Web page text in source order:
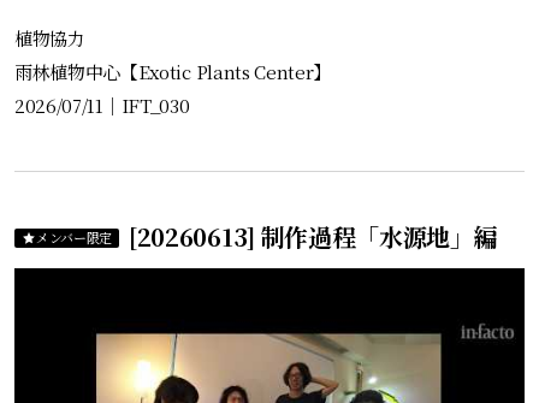
植物協力
雨林植物中心【Exotic Plants Center】
2026/07/11 ｜ IFT_030
メンバー限定 [20260613] 制作過程「水源地」編